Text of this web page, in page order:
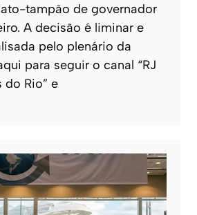
tampão de governador
A decisão é liminar e
pelo plenário da
para seguir o canal “RJ
Rio” e